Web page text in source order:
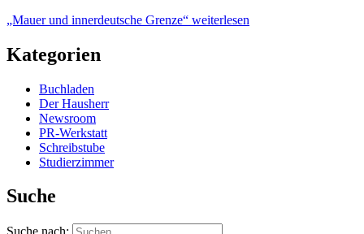
„Mauer und innerdeutsche Grenze“ weiterlesen
Kategorien
Buchladen
Der Hausherr
Newsroom
PR-Werkstatt
Schreibstube
Studierzimmer
Suche